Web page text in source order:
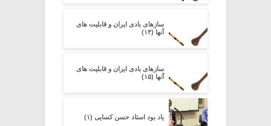
سازهای بادی ایران و قابلیت های
آنها (۱۴)
سازهای بادی ایران و قابلیت های
آنها (۱۵)
یاد بود استاد حسن کسایی (۱)